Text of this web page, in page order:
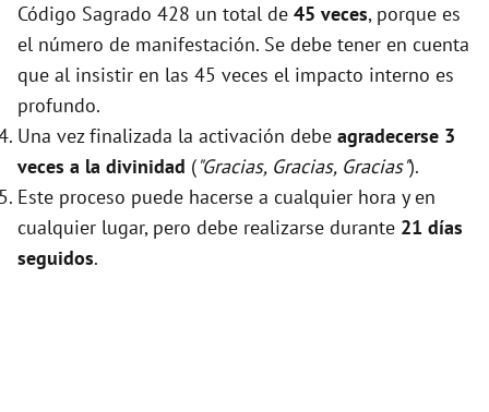
Código Sagrado 428 un total de 45 veces, porque es
el número de manifestación. Se debe tener en cuenta
que al insistir en las 45 veces el impacto interno es
profundo.
Una vez finalizada la activación debe agradecerse 3
veces a la divinidad ("Gracias, Gracias, Gracias").
Este proceso puede hacerse a cualquier hora y en
cualquier lugar, pero debe realizarse durante 21 días
seguidos.